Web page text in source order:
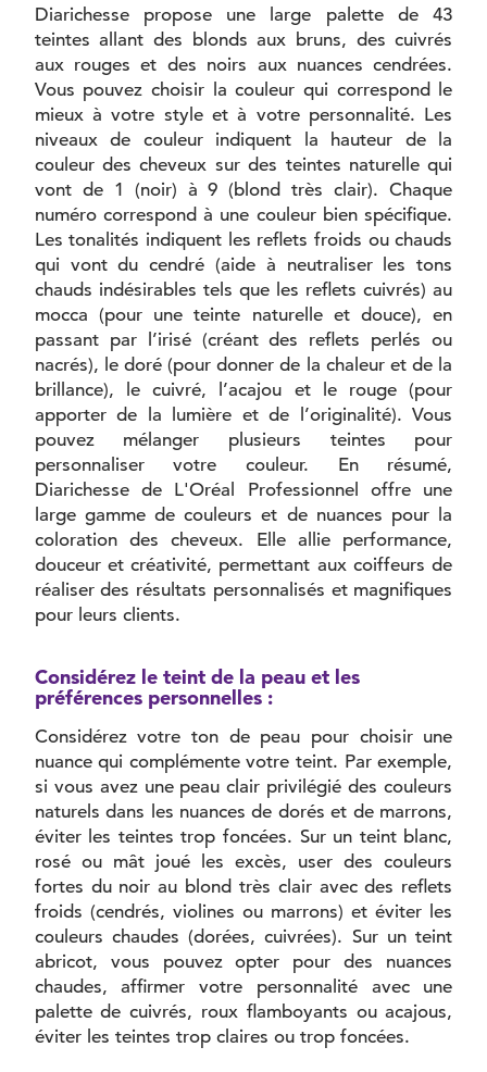
Diarichesse propose une large palette de 43
teintes allant des blonds aux bruns, des cuivrés
aux rouges et des noirs aux nuances cendrées.
Vous pouvez choisir la couleur qui correspond le
mieux à votre style et à votre personnalité. Les
niveaux de couleur indiquent la hauteur de la
couleur des cheveux sur des teintes naturelle qui
vont de 1 (noir) à 9 (blond très clair). Chaque
numéro correspond à une couleur bien spécifique.
Les tonalités indiquent les reflets froids ou chauds
qui vont du cendré (aide à neutraliser les tons
chauds indésirables tels que les reflets cuivrés) au
mocca (pour une teinte naturelle et douce), en
passant par l’irisé (créant des reflets perlés ou
nacrés), le doré (pour donner de la chaleur et de la
brillance), le cuivré, l’acajou et le rouge (pour
apporter de la lumière et de l’originalité). Vous
pouvez mélanger plusieurs teintes pour
personnaliser votre couleur. En résumé,
Diarichesse de L'Oréal Professionnel offre une
large gamme de couleurs et de nuances pour la
coloration des cheveux. Elle allie performance,
douceur et créativité, permettant aux coiffeurs de
réaliser des résultats personnalisés et magnifiques
pour leurs clients.
Considérez le teint de la peau et les
préférences personnelles :
Considérez votre ton de peau pour choisir une
nuance qui complémente votre teint. Par exemple,
si vous avez une peau clair privilégié des couleurs
naturels dans les nuances de dorés et de marrons,
éviter les teintes trop foncées. Sur un teint blanc,
rosé ou mât joué les excès, user des couleurs
fortes du noir au blond très clair avec des reflets
froids (cendrés, violines ou marrons) et éviter les
couleurs chaudes (dorées, cuivrées). Sur un teint
abricot, vous pouvez opter pour des nuances
chaudes, affirmer votre personnalité avec une
palette de cuivrés, roux flamboyants ou acajous,
éviter les teintes trop claires ou trop foncées.